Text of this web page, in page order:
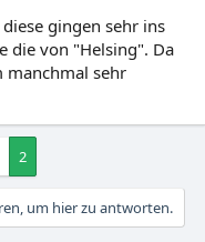
gingen sehr ins
die von "Helsing". Da
manchmal sehr
2
um hier zu antworten.